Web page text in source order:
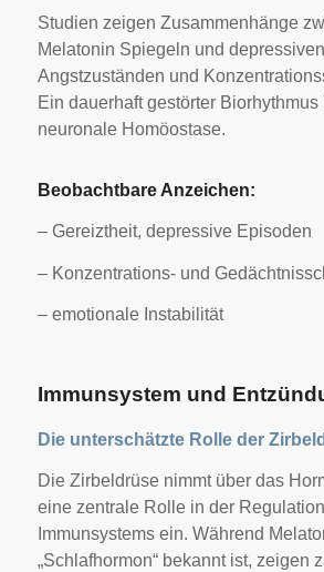
Studien zeigen Zusammenhänge
Melatonin Spiegeln und
Angstzuständen und
Ein dauerhaft gestörter
neuronale Homöostase.
Beobachtbare Anzeichen:
– Gereiztheit, depressive Episoden
– Konzentrations- und
– emotionale Instabilität
Immunsystem und
Die unterschätzte Rolle der
Die Zirbeldrüse nimmt über das
eine zentrale Rolle in der
Immunsystems ein. Während
„Schlafhormon“ bekannt ist, zeigen